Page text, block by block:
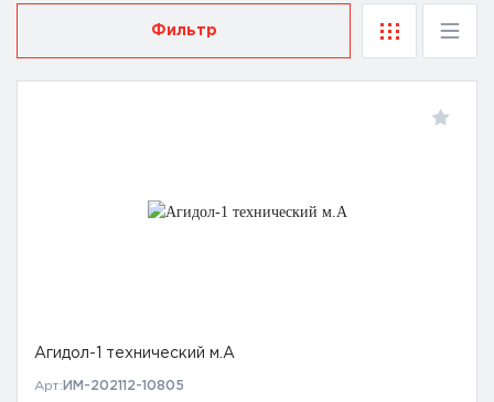
Фильтр
Агидол-1 технический м.А
Арт: ИМ-202112-10805